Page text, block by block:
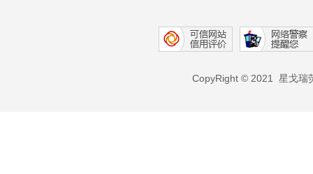
CopyRight © 2021 星戈瑞